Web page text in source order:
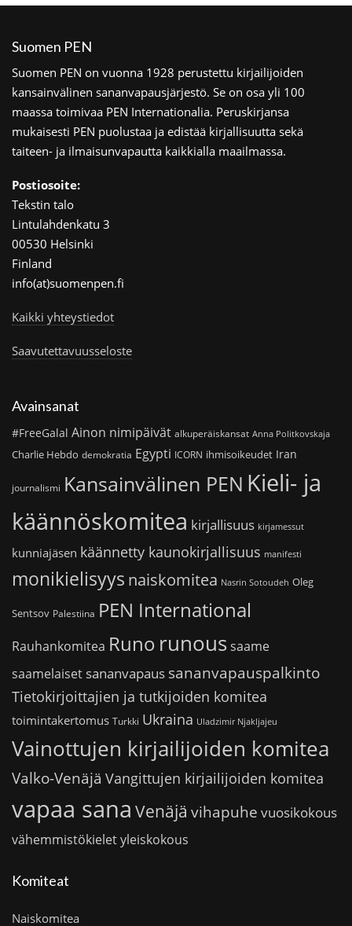
Suomen PEN
Suomen PEN on vuonna 1928 perustettu kirjailijoiden
kansainvälinen sananvapausjärjestö. Se on osa yli 100
maassa toimivaa PEN Internationalia. Peruskirjansa
mukaisesti PEN puolustaa ja edistää kirjallisuutta sekä
taiteen- ja ilmaisunvapautta kaikkialla maailmassa.
Postiosoite:
Tekstin talo
Lintulahdenkatu 3
00530 Helsinki
Finland
info(at)suomenpen.fi
Kaikki yhteystiedot
Saavutettavuusseloste
Avainsanat
#FreeGalal Ainon nimipäivät alkuperäiskansat Anna Politkovskaja
Charlie Hebdo demokratia Egypti ICORN ihmisoikeudet Iran
journalismi Kansainvälinen PEN Kieli- ja
käännöskomitea kirjallisuus kirjamessut
kunniajäsen käännetty kaunokirjallisuus manifesti
monikielisyys naiskomitea Nasrin Sotoudeh Oleg
Sentsov Palestiina PEN International
Rauhankomitea Runo runoussaame
saamelaiset sananvapaus sananvapauspalkinto
Tietokirjoittajien ja tutkijoiden komitea
toimintakertomus Turkki Ukraina Uladzimir Njakljajeu
Vainottujen kirjailijoiden komitea
Valko-Venäjä Vangittujen kirjailijoiden komitea
vapaa sana Venäjä vihapuhe vuosikokous
vähemmistökieletyleiskokous
Komiteat
Naiskomitea